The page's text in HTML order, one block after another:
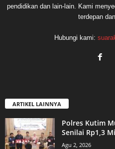
pendidikan dan lain-lain. Kami
terdepan
Hubungi kami:
ARTIKEL LAINNYA
Polres Kutim
Senilai Rp1,3
Agu 2, 2026